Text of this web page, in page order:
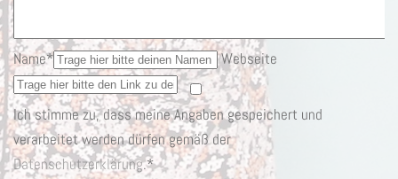
Name* Webseite
Ich stimme zu, dass meine Angaben gespeichert und
verarbeitet werden dürfen gemäß der
Datenschutzerklärung.*